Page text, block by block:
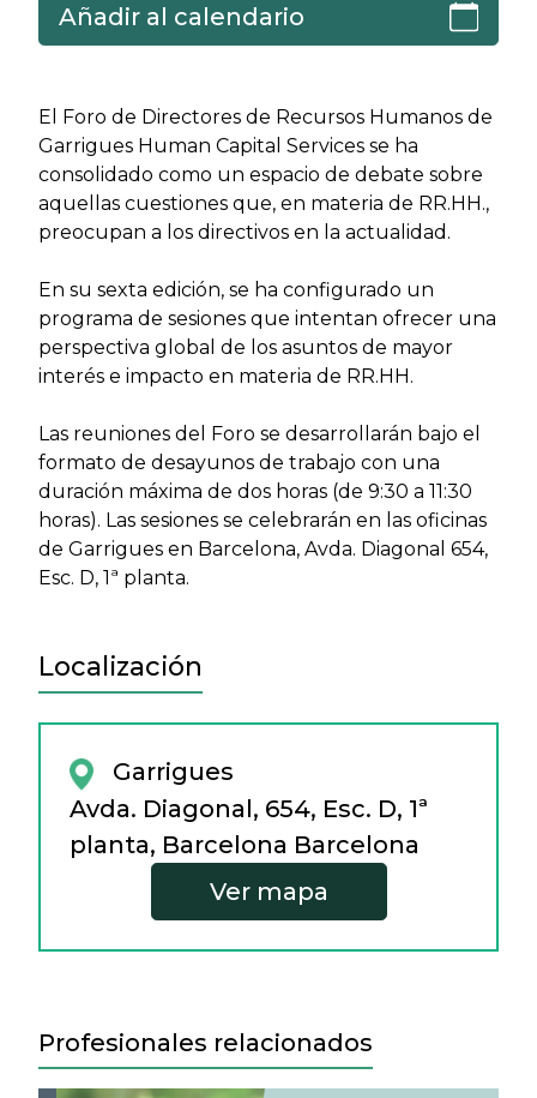
Añadir al calendario
El Foro de Directores de Recursos Humanos de
Garrigues Human Capital Services se ha
consolidado como un espacio de debate sobre
aquellas cuestiones que, en materia de RR.HH.,
preocupan a los directivos en la actualidad.
En su sexta edición, se ha configurado un
programa de sesiones que intentan ofrecer una
perspectiva global de los asuntos de mayor
interés e impacto en materia de RR.HH.
Las reuniones del Foro se desarrollarán bajo el
formato de desayunos de trabajo con una
duración máxima de dos horas (de 9:30 a 11:30
horas). Las sesiones se celebrarán en las oficinas
de Garrigues en Barcelona, Avda. Diagonal 654,
Esc. D, 1ª planta.
Localización
Garrigues
Avda. Diagonal, 654, Esc. D, 1ª
planta, Barcelona Barcelona
Ver mapa
Profesionales relacionados